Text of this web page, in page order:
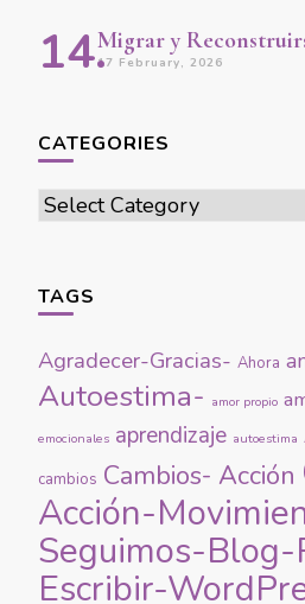
Migrar y
17 February, 2026
CATEGORIES
Categories
TAGS
Agradecer-Gracias- Ahora
Autoestima- amor propio
emocionales aprendizaje autoestima
cambios Cambios- Acción
Acción-
Seguimos-Blog-
Escribir-